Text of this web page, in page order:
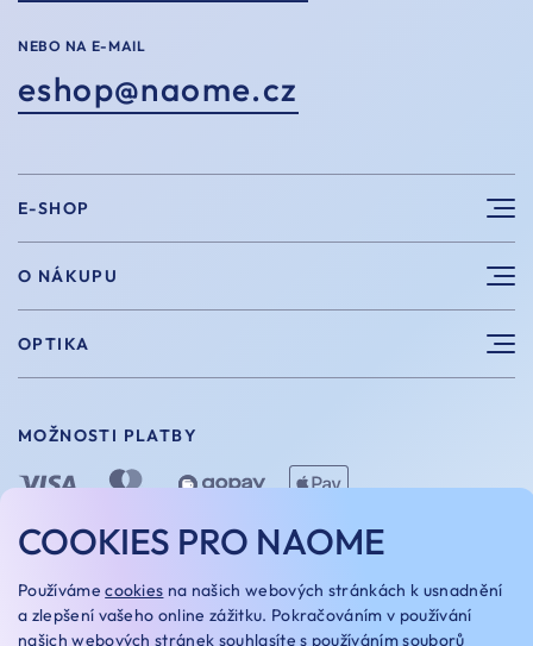
NEBO NA E-MAIL
eshop@naome.cz
E-SHOP
Sluneční brýle
Sportovní brýle
Vintage brýle
Doplňky
Dárkové poukazy
O NÁKUPU
Výhody nákupu u nás
Velikosti
Vrácení a výměna
Doprava a platba
Naome+
OPTIKA
O nás
Naše optiky
MOŽNOSTI PLATBY
MOŽNOSTI DOPRAVY
COOKIES PRO NAOME
Používámecookies na našich webových stránkách k usnadnění
a zlepšení vašeho online zážitku. Pokračováním v používání
našich webových stránek souhlasíte s používánímsouborů